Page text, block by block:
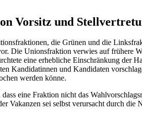
Vorsitz und
die Grünen und die
Die Unionsfraktion verwies auf frühere
eine erhebliche Einschränkung der
Kandidatinnen und Kandidaten
werden könne.
eine Fraktion nicht das
Vakanzen sei selbst verursacht durch